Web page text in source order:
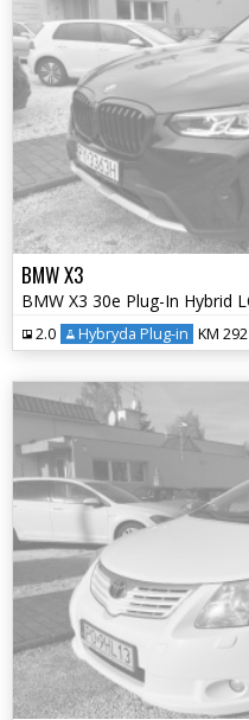
BMW X3
2.0 Hybryda Plug-in KM 292